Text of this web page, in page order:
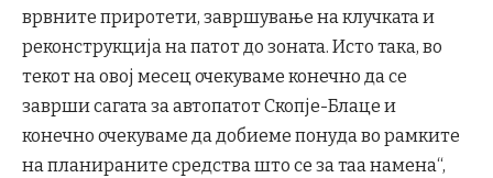
врвните приротети, завршување на клучката и
реконструкција на патот до зоната. Исто така, во
текот на овој месец очекуваме конечно да се
заврши сагата за автопатот Скопје-Блаце и
конечно очекуваме да добиеме понуда во рамките
на планираните средства што се за таа намена“,